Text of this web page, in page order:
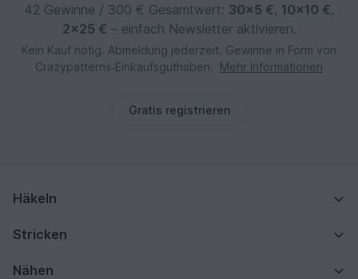
42 Gewinne / 300 € Gesamtwert: 30×5 €, 10×10 €,
2×25 € – einfach Newsletter aktivieren.
Kein Kauf nötig. Abmeldung jederzeit. Gewinne in Form von
Crazypatterns‑Einkaufsguthaben.
Mehr Informationen
Gratis registrieren
Häkeln
Stricken
Nähen